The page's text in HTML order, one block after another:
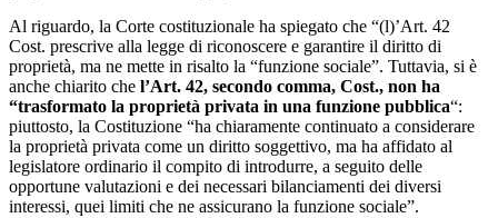
Al riguardo, la Corte costituzionale ha spiegato che “(l)’Art. 42
Cost. prescrive alla legge di riconoscere e garantire il diritto di
proprietà, ma ne mette in risalto la “funzione sociale”. Tuttavia, si è
anche chiarito che l’Art. 42, secondo comma, Cost., non ha
“trasformato la proprietà privata in una funzione pubblica“:
piuttosto, la Costituzione “ha chiaramente continuato a considerare
la proprietà privata come un diritto soggettivo, ma ha affidato al
legislatore ordinario il compito di introdurre, a seguito delle
opportune valutazioni e dei necessari bilanciamenti dei diversi
interessi, quei limiti che ne assicurano la funzione sociale”.